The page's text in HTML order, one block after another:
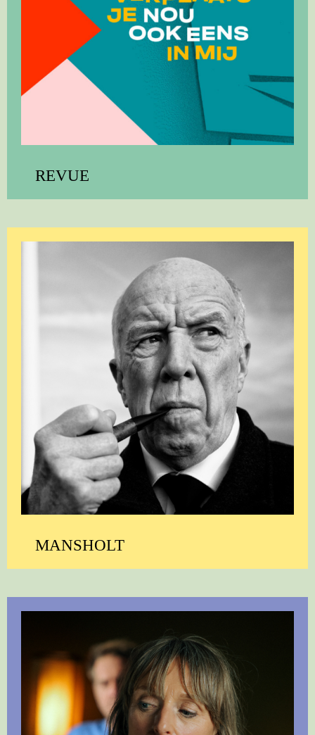
REVUE
MANSHOLT